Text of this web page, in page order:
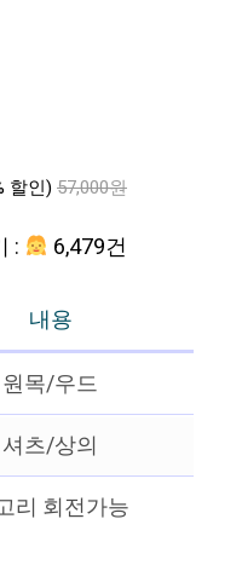
할인) 57,000원
: 6,479건
내용
원목/우드
셔츠/상의
리 회전가능